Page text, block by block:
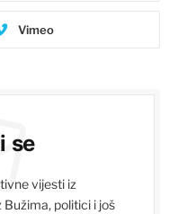
Vimeo
se
vijesti iz
politici i još